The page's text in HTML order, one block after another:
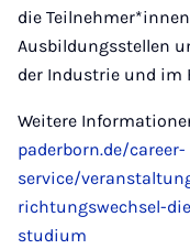
die
Ausbildungsstellen
der Industrie und im
Weitere
paderborn.de/career-
service/
richtungswechsel-
studium